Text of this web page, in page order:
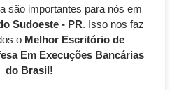
são importantes para nós em
Sudoeste - PR. Isso nos faz
o Melhor Escritório de
Em Execuções Bancárias
do Brasil!